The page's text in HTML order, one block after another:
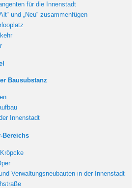
für die Innenstadt
und „Neu“ zusammenfügen
Bausubstanz
Innenstadt
Bereichs
Verwaltungsneubauten in der Innenstadt